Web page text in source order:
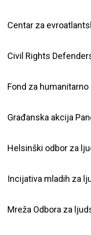
Centar za
Civil Rights
Fond za humanitarno
Građanska akcija
Helsinški odbor za
Incijativa mladih za
Mreža Odbora za